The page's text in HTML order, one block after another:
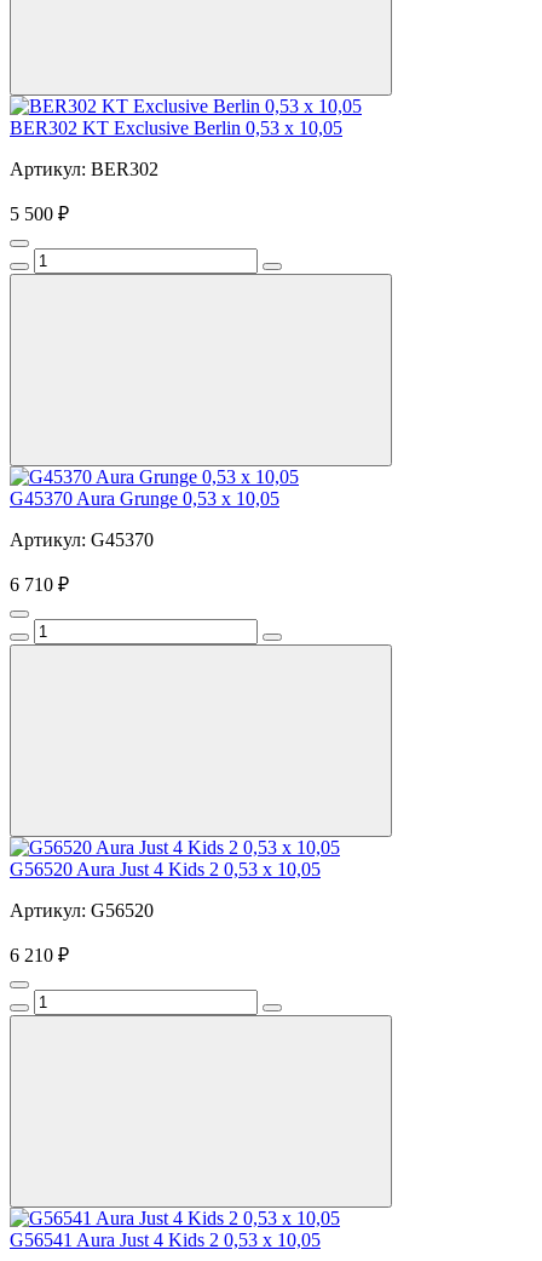
BER302 KT Exclusive Berlin 0,53 x 10,05
Артикул: BER302
5 500 ₽
G45370 Aura Grunge 0,53 x 10,05
Артикул: G45370
6 710 ₽
G56520 Aura Just 4 Kids 2 0,53 x 10,05
Артикул: G56520
6 210 ₽
G56541 Aura Just 4 Kids 2 0,53 x 10,05